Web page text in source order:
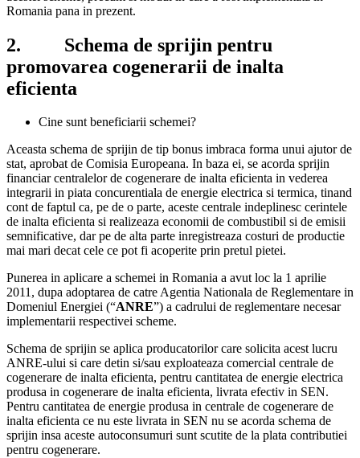
Romania pana in prezent.
2. Schema de sprijin pentru
promovarea cogenerarii de inalta
eficienta
Cine sunt beneficiarii schemei?
Aceasta schema de sprijin de tip bonus imbraca forma unui ajutor de
stat, aprobat de Comisia Europeana. In baza ei, se acorda sprijin
financiar centralelor de cogenerare de inalta eficienta in vederea
integrarii in piata concurentiala de energie electrica si termica, tinand
cont de faptul ca, pe de o parte, aceste centrale indeplinesc cerintele
de inalta eficienta si realizeaza economii de combustibil si de emisii
semnificative, dar pe de alta parte inregistreaza costuri de productie
mai mari decat cele ce pot fi acoperite prin pretul pietei.
Punerea in aplicare a schemei in Romania a avut loc la 1 aprilie
2011, dupa adoptarea de catre Agentia Nationala de Reglementare in
Domeniul Energiei (“ANRE”) a cadrului de reglementare necesar
implementarii respectivei scheme.
Schema de sprijin se aplica producatorilor care solicita acest lucru
ANRE-ului si care detin si/sau exploateaza comercial centrale de
cogenerare de inalta eficienta, pentru cantitatea de energie electrica
produsa in cogenerare de inalta eficienta, livrata efectiv in SEN.
Pentru cantitatea de energie produsa in centrale de cogenerare de
inalta eficienta ce nu este livrata in SEN nu se acorda schema de
sprijin insa aceste autoconsumuri sunt scutite de la plata contributiei
pentru cogenerare.